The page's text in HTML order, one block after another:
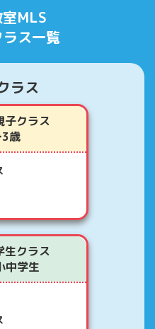
MLS
ス一覧
ラス
クラス
歳
クラス
中学生